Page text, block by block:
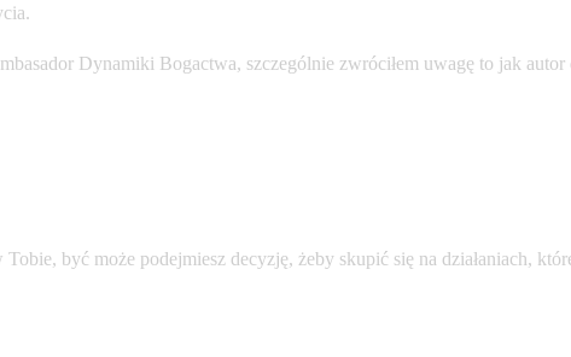
Dynamiki Bogactwa, szczególnie zwróciłem uwagę to jak
być może podejmiesz decyzję, żeby skupić się na działaniach,